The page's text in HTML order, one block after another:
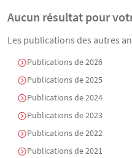
Aucun résultat pour
Les publications des autres
Publications de 2026
Publications de 2025
Publications de 2024
Publications de 2023
Publications de 2022
Publications de 2021